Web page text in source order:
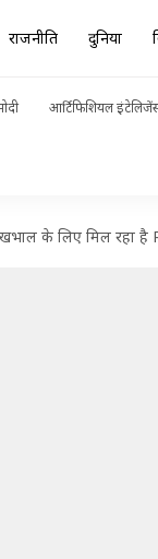
राजनीति दुनिया
आर्टिफिशियल
के लिए मिल रहा है